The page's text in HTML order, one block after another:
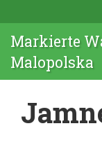
Markierte
Malopolska